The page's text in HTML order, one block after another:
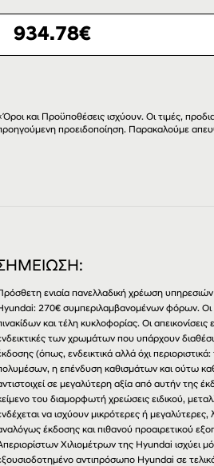
και Προϋποθέσεις ισχύουν. Οι τιμές,
προειδοποίηση. Παρακαλούμε
ενιαία πανελλαδική χρέωση
270€ συμπεριλαμβανομένων φόρων.
και τέλη κυκλοφορίας. Οι
των χρωμάτων που υπάρχουν
(όπως, ενδεικτικά αλλά όχι
η επένδυση καθισμάτων και ούτω
σε μεγαλύτερη αξία από αυτήν της
του διαμορφωτή χρεώσεις ειδικού,
να ισχύουν μικρότερες ή
έκδοσης και πιθανού προαιρετικού
Χιλιομέτρων της Hyundai ισχύει
αντιπρόσωπο Hyundai σε